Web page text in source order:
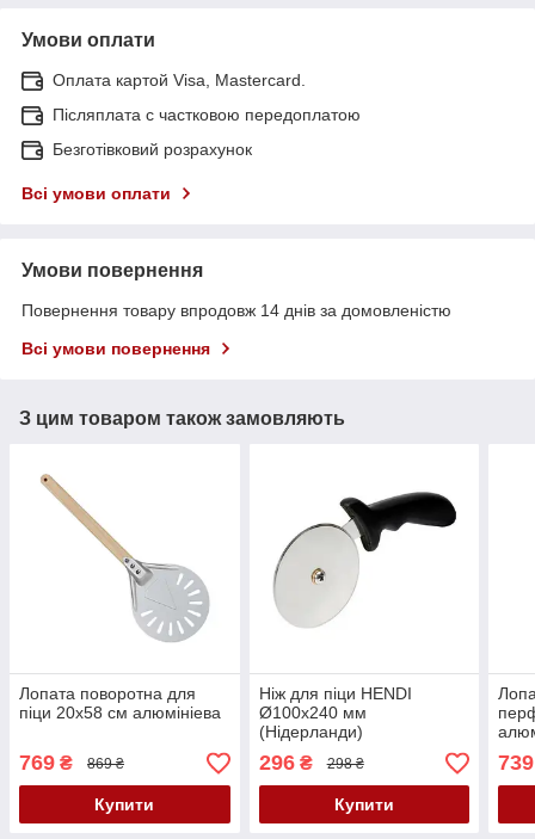
Умови оплати
Оплата картой Visa, Mastercard.
Післяплата c частковою передоплатою
Безготівковий розрахунок
Всі умови оплати
Умови повернення
Повернення товару впродовж 14 днів за домовленістю
Всі умови повернення
З цим товаром також замовляють
Лопата поворотна для
піци 20х58 см алюмініева
769 ₴ 869 ₴
Купити
Ніж для піци HENDI
Ø100x240 мм
(Нідерланди)
296₴ 298 ₴
Купити
739